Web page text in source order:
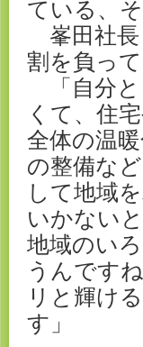
ている、
峯田社長
割を負っ
「自分と
くて、住
全体の温
の整備な
して地域
いかない
地域のい
うんです
リと輝け
す」